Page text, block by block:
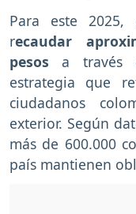
Para este 2025,
recaudar
pesos a través
estrategia que
ciudadanos
exterior. Según
más de 600.000
país mantienen